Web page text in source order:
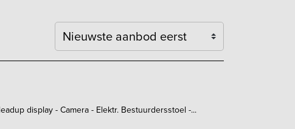
Sortering
display - Camera - Elektr. Bestuurdersstoel -...